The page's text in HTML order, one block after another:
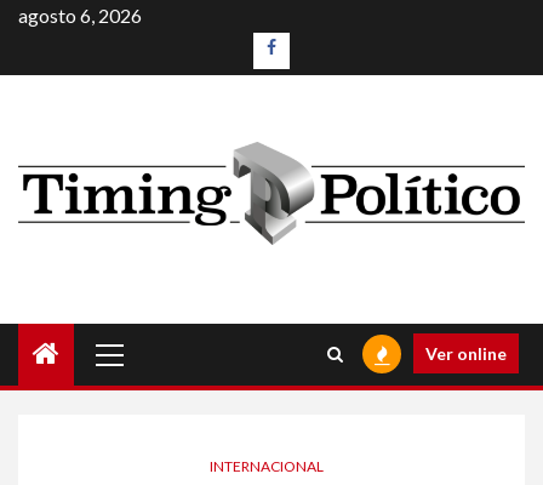
agosto 6, 2026
Ver online
INTERNACIONAL